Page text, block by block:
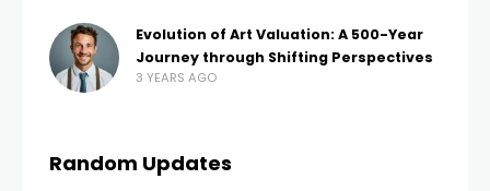
Evolution of Art Valuation: A 500-Year
Journey through Shifting Perspectives
3 YEARS AGO
Random Updates